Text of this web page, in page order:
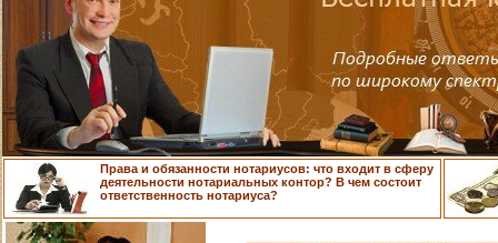
Права и обязанности нотариусов: что входит в сферу
деятельности нотариальных контор? В чем состоит
ответственность нотариуса?